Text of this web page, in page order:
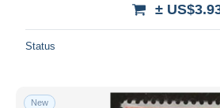
±
Status
New